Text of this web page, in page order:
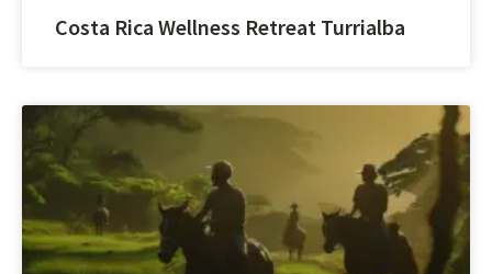
Costa Rica Wellness Retreat Turrialba